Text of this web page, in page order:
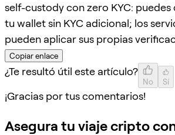
self-custody con zero KYC:
tu wallet sin KYC adicional; los
pueden aplicar sus propias
Copiar enlace
¿Te resultó útil este artículo?
No Sí
¡Gracias por tus comentarios!
Asegura tu viaje cripto